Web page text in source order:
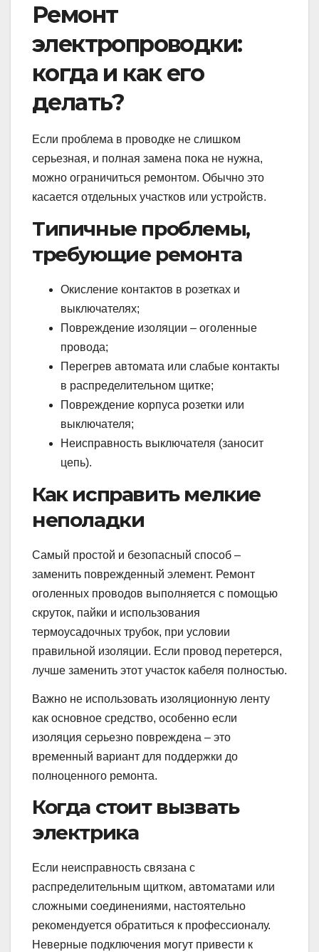
Ремонт
электропроводки:
когда и как его
делать?
Если проблема в проводке не слишком
серьезная, и полная замена пока не нужна,
можно ограничиться ремонтом. Обычно это
касается отдельных участков или устройств.
Типичные проблемы,
требующие ремонта
Окисление контактов в розетках и
выключателях;
Повреждение изоляции – оголенные
провода;
Перегрев автомата или слабые контакты
в распределительном щитке;
Повреждение корпуса розетки или
выключателя;
Неисправность выключателя (заносит
цепь).
Как исправить мелкие
неполадки
Самый простой и безопасный способ –
заменить поврежденный элемент. Ремонт
оголенных проводов выполняется с помощью
скруток, пайки и использования
термоусадочных трубок, при условии
правильной изоляции. Если провод перетерся,
лучше заменить этот участок кабеля полностью.
Важно не использовать изоляционную ленту
как основное средство, особенно если
изоляция серьезно повреждена – это
временный вариант для поддержки до
полноценного ремонта.
Когда стоит вызвать
электрика
Если неисправность связана с
распределительным щитком, автоматами или
сложными соединениями, настоятельно
рекомендуется обратиться к профессионалу.
Неверные подключения могут привести к